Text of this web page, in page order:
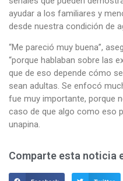
ayudar a los familiares y
desde nuestra condición de
“Me pareció muy buena”,
“porque hablaban sobre las
que de eso depende cómo
sean adultas. Se enfocó
fue muy importante, porque
caso de que algo como eso
unapina.
Comparte esta noticia